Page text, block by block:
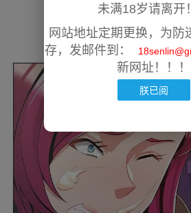
未满18岁请离开
网站地址定期更换，为防
存，发邮件到：
新网址！！！
朕已阅